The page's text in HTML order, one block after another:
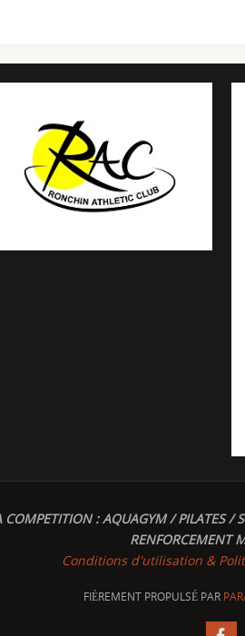
COMPETITION : AQUAGYM / PILATES
RENFORCEMENT
Conditions d'utilisation &
FIÈREMENT PROPULSÉ PAR